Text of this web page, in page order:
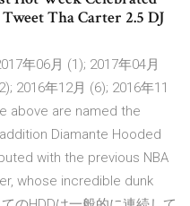
Tha Carter 2.5 DJ
年06月 (1); 2017年04月
2016年12月 (6); 2016年11
above are named the
Diamante Hooded
with the previous NBA
whose incredible dunk